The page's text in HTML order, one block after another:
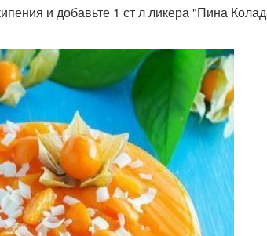
и добавьте 1 ст л ликера "Пина